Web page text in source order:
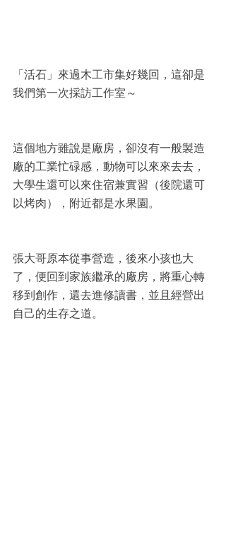
「活石」來過木工市集好幾回，這卻是
我們第一次採訪工作室～
這個地方雖說是廠房，卻沒有一般製造
廠的工業忙碌感，動物可以來來去去，
大學生還可以來住宿兼實習（後院還可
以烤肉），附近都是水果園。
張大哥原本從事營造，後來小孩也大
了，便回到家族繼承的廠房，將重心轉
移到創作，還去進修讀書，並且經營出
自己的生存之道。